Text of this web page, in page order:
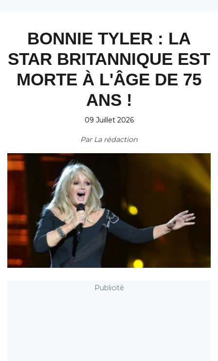
BONNIE TYLER : LA
STAR BRITANNIQUE EST
MORTE À L'ÂGE DE 75
ANS !
09 Juillet 2026
Par La rédaction
Publicité